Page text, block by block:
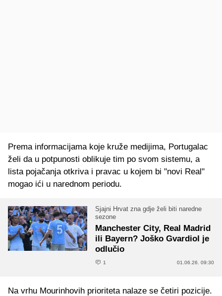
Prema informacijama koje kruže medijima, Portugalac
želi da u potpunosti oblikuje tim po svom sistemu, a
lista pojačanja otkriva i pravac u kojem bi "novi Real"
mogao ići u narednom periodu.
Sjajni Hrvat zna gdje želi biti naredne
sezone
Manchester City, Real Madrid
ili Bayern? Joško Gvardiol je
odlučio
1 01.06.26. 09:30
Na vrhu Mourinhovih prioriteta nalaze se četiri pozicije.